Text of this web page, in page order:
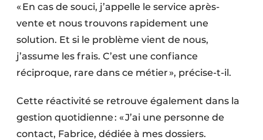
« En cas de souci, j’appelle le service après-
vente et nous trouvons rapidement une
solution. Et si le problème vient de nous,
j’assume les frais. C’est une confiance
réciproque, rare dans ce métier », précise-t-il.
Cette réactivité se retrouve également dans la
gestion quotidienne : « J’ai une personne de
contact, Fabrice, dédiée à mes dossiers.